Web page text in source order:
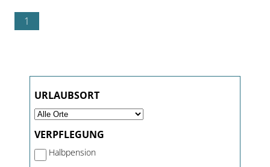
1
URLAUBSORT
VERPFLEGUNG
Halbpension